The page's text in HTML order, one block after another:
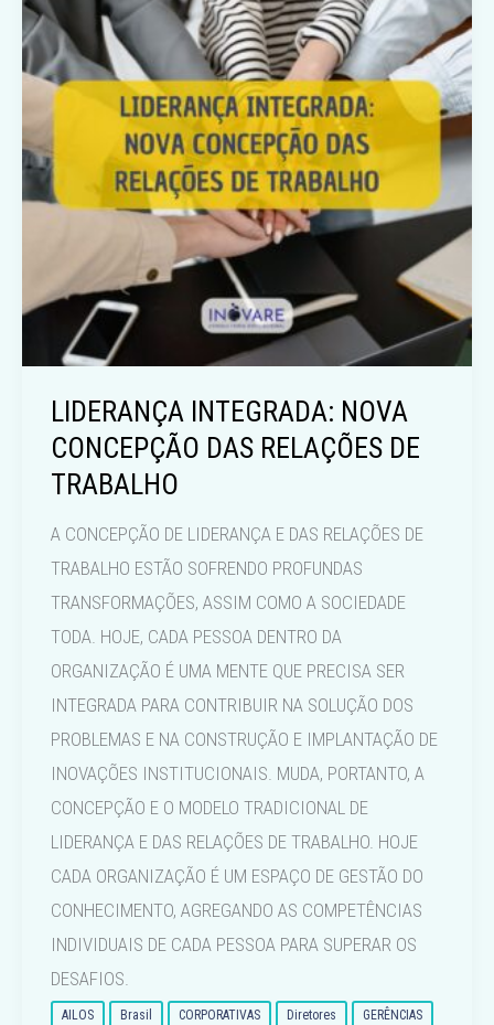
LIDERANÇA INTEGRADA: NOVA
CONCEPÇÃO DAS RELAÇÕES DE
TRABALHO
A CONCEPÇÃO DE LIDERANÇA E DAS RELAÇÕES DE
TRABALHO ESTÃO SOFRENDO PROFUNDAS
TRANSFORMAÇÕES, ASSIM COMO A SOCIEDADE
TODA. HOJE, CADA PESSOA DENTRO DA
ORGANIZAÇÃO É UMA MENTE QUE PRECISA SER
INTEGRADA PARA CONTRIBUIR NA SOLUÇÃO DOS
PROBLEMAS E NA CONSTRUÇÃO E IMPLANTAÇÃO DE
INOVAÇÕES INSTITUCIONAIS. MUDA, PORTANTO, A
CONCEPÇÃO E O MODELO TRADICIONAL DE
LIDERANÇA E DAS RELAÇÕES DE TRABALHO. HOJE
CADA ORGANIZAÇÃO É UM ESPAÇO DE GESTÃO DO
CONHECIMENTO, AGREGANDO AS COMPETÊNCIAS
INDIVIDUAIS DE CADA PESSOA PARA SUPERAR OS
DESAFIOS.
AILOS Brasil CORPORATIVAS Diretores GERÊNCIAS